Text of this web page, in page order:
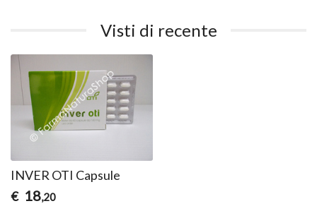
Visti di recente
INVER OTI Capsule
€ 18,20